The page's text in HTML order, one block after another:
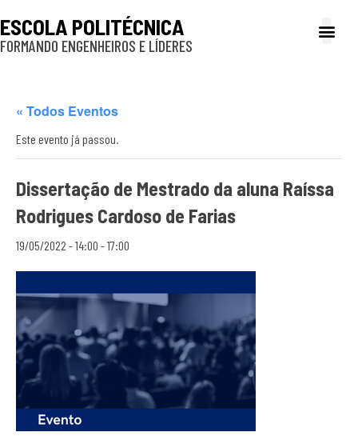
ESCOLA POLITÉCNICA
FORMANDO ENGENHEIROS E LÍDERES
« Todos Eventos
Este evento já passou.
Dissertação de Mestrado da aluna Raíssa
Rodrigues Cardoso de Farias
19/05/2022 - 14:00 -17:00